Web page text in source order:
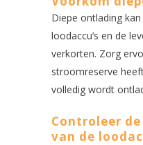
Diepe ontlading
loodaccu’s en de
verkorten. Zorg
stroomreserve
volledig wordt
Controleer
van de